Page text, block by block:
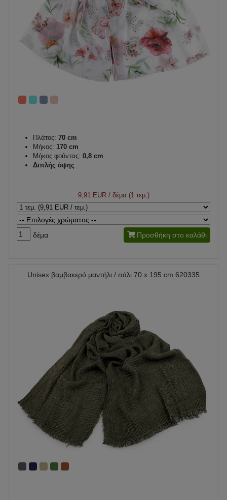
Πλάτος: 70 cm
Μήκος: 170 cm
Μήκος φούντας: 0,8 cm
Διπλής όψης
9,91 EUR/ δέμα (1 τεμ.)
δέμα Προσθήκη στο καλάθι
Unisex βαμβακερό μαντήλι / σάλι 70 x 195 cm 620335